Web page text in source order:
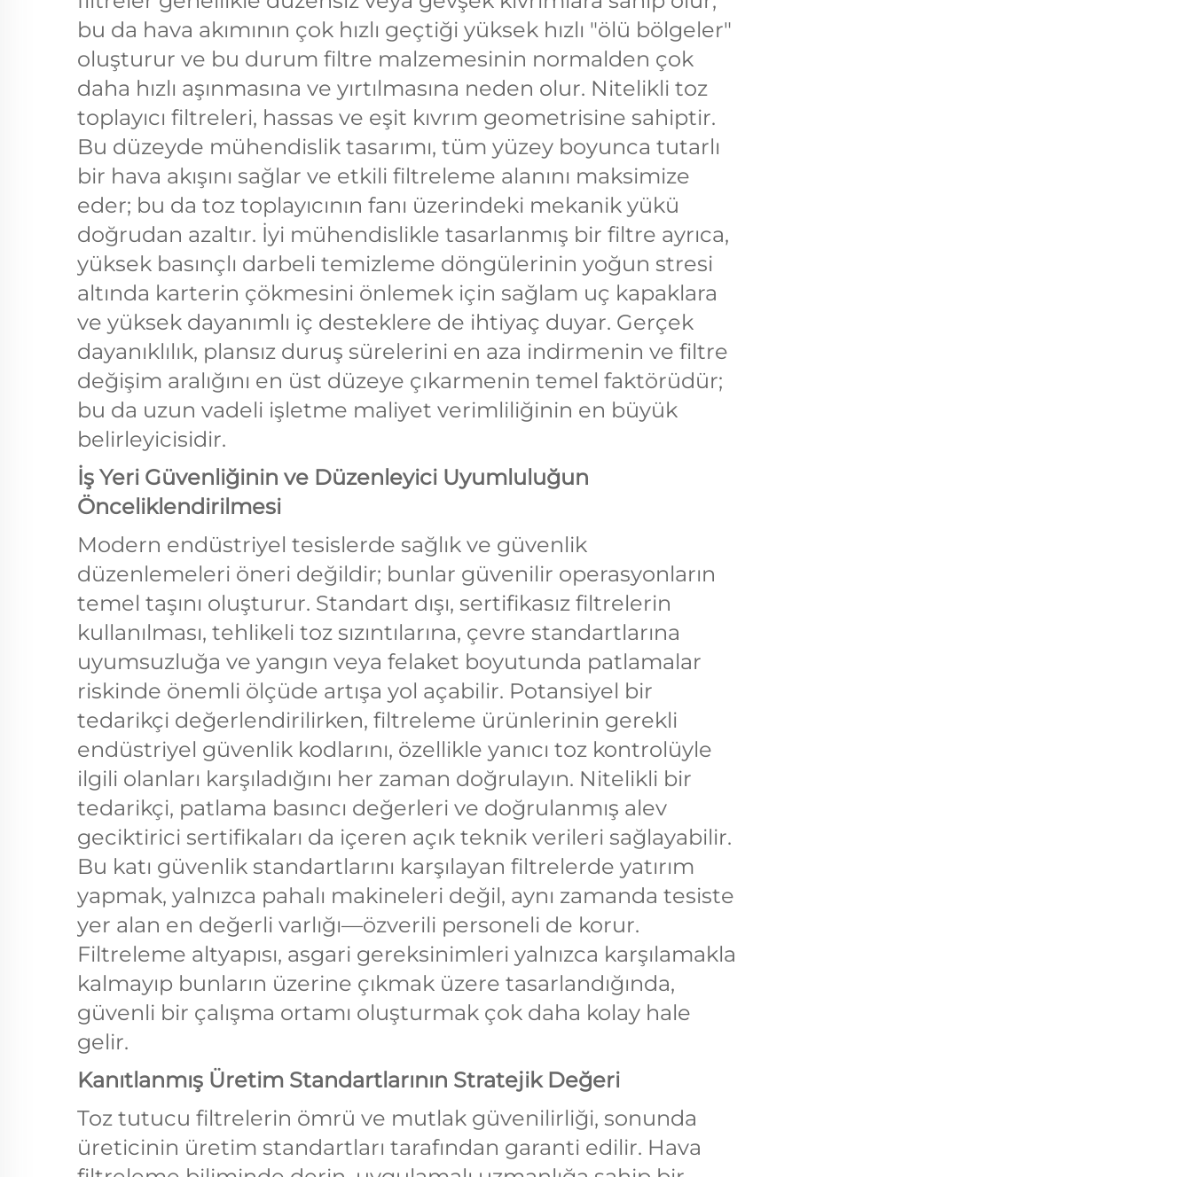
bu da hava akımının çok hızlı geçtiği yüksek hızlı "ölü bölgeler"
oluşturur ve bu durum filtre malzemesinin normalden çok
daha hızlı aşınmasına ve yırtılmasına neden olur. Nitelikli toz
toplayıcı filtreleri, hassas ve eşit kıvrım geometrisine sahiptir.
Bu düzeyde mühendislik tasarımı, tüm yüzey boyunca tutarlı
bir hava akışını sağlar ve etkili filtreleme alanını maksimize
eder; bu da toz toplayıcının fanı üzerindeki mekanik yükü
doğrudan azaltır. İyi mühendislikle tasarlanmış bir filtre ayrıca,
yüksek basınçlı darbeli temizleme döngülerinin yoğun stresi
altında karterin çökmesini önlemek için sağlam uç kapaklara
ve yüksek dayanımlı iç desteklere de ihtiyaç duyar. Gerçek
dayanıklılık, plansız duruş sürelerini en aza indirmenin ve filtre
değişim aralığını en üst düzeye çıkarmenin temel faktörüdür;
bu da uzun vadeli işletme maliyet verimliliğinin en büyük
belirleyicisidir.
İş Yeri Güvenliğinin ve Düzenleyici Uyumluluğun
Önceliklendirilmesi
Modern endüstriyel tesislerde sağlık ve güvenlik
düzenlemeleri öneri değildir; bunlar güvenilir operasyonların
temel taşını oluşturur. Standart dışı, sertifikasız filtrelerin
kullanılması, tehlikeli toz sızıntılarına, çevre standartlarına
uyumsuzluğa ve yangın veya felaket boyutunda patlamalar
riskinde önemli ölçüde artışa yol açabilir. Potansiyel bir
tedarikçi değerlendirilirken, filtreleme ürünlerinin gerekli
endüstriyel güvenlik kodlarını, özellikle yanıcı toz kontrolüyle
ilgili olanları karşıladığını her zaman doğrulayın. Nitelikli bir
tedarikçi, patlama basıncı değerleri ve doğrulanmış alev
geciktirici sertifikaları da içeren açık teknik verileri sağlayabilir.
Bu katı güvenlik standartlarını karşılayan filtrelerde yatırım
yapmak, yalnızca pahalı makineleri değil, aynı zamanda tesiste
yer alan en değerli varlığı—özverili personeli de korur.
Filtreleme altyapısı, asgari gereksinimleri yalnızca karşılamakla
kalmayıp bunların üzerine çıkmak üzere tasarlandığında,
güvenli bir çalışma ortamı oluşturmak çok daha kolay hale
gelir.
Kanıtlanmış Üretim Standartlarının Stratejik Değeri
Toz tutucu filtrelerin ömrü ve mutlak güvenilirliği, sonunda
üreticinin üretim standartları tarafından garanti edilir. Hava